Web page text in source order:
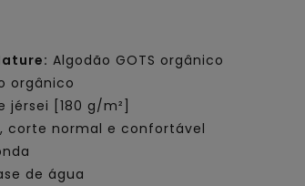
Algodão GOTS orgânico
orgânico
jérsei [180 g/m²]
corte normal e confortável
de água